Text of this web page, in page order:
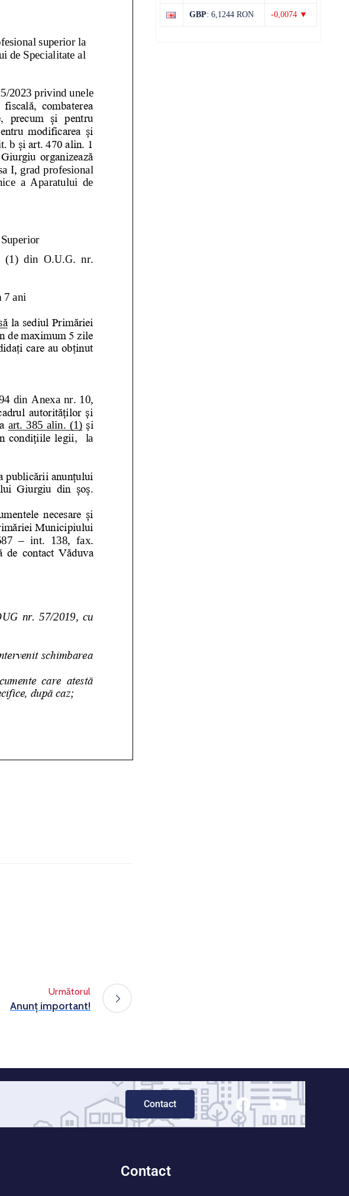
Următorul
Anunț important!
GBP: 6,1244 RON -0,0074 ▼
Contact
Contact